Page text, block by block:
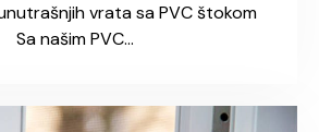
vrata sa PVC štokom
Sa našim PVC…